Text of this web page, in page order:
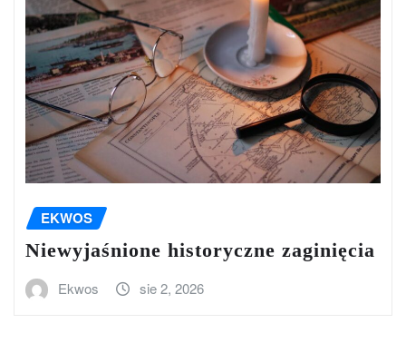
EKWOS
Niewyjaśnione historyczne zaginięcia
Ekwos sie 2, 2026